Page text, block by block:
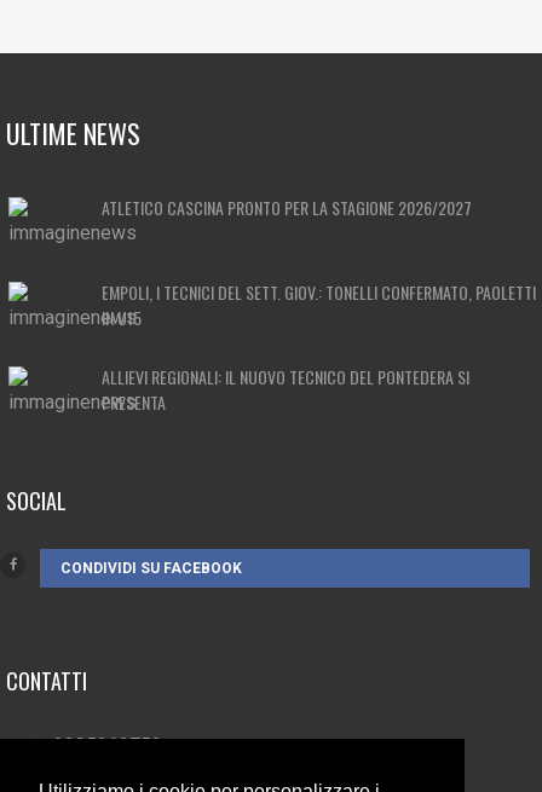
ULTIME NEWS
ATLETICO CASCINA PRONTO PER LA STAGIONE 2026/2027
EMPOLI, I TECNICI DEL SETT. GIOV.: TONELLI CONFERMATO, PAOLETTI
IN U15
ALLIEVI REGIONALI: IL NUOVO TECNICO DEL PONTEDERA SI
PRESENTA
SOCIAL
CONDIVIDI SU FACEBOOK
CONTATTI
3385262752
info@campionando.it